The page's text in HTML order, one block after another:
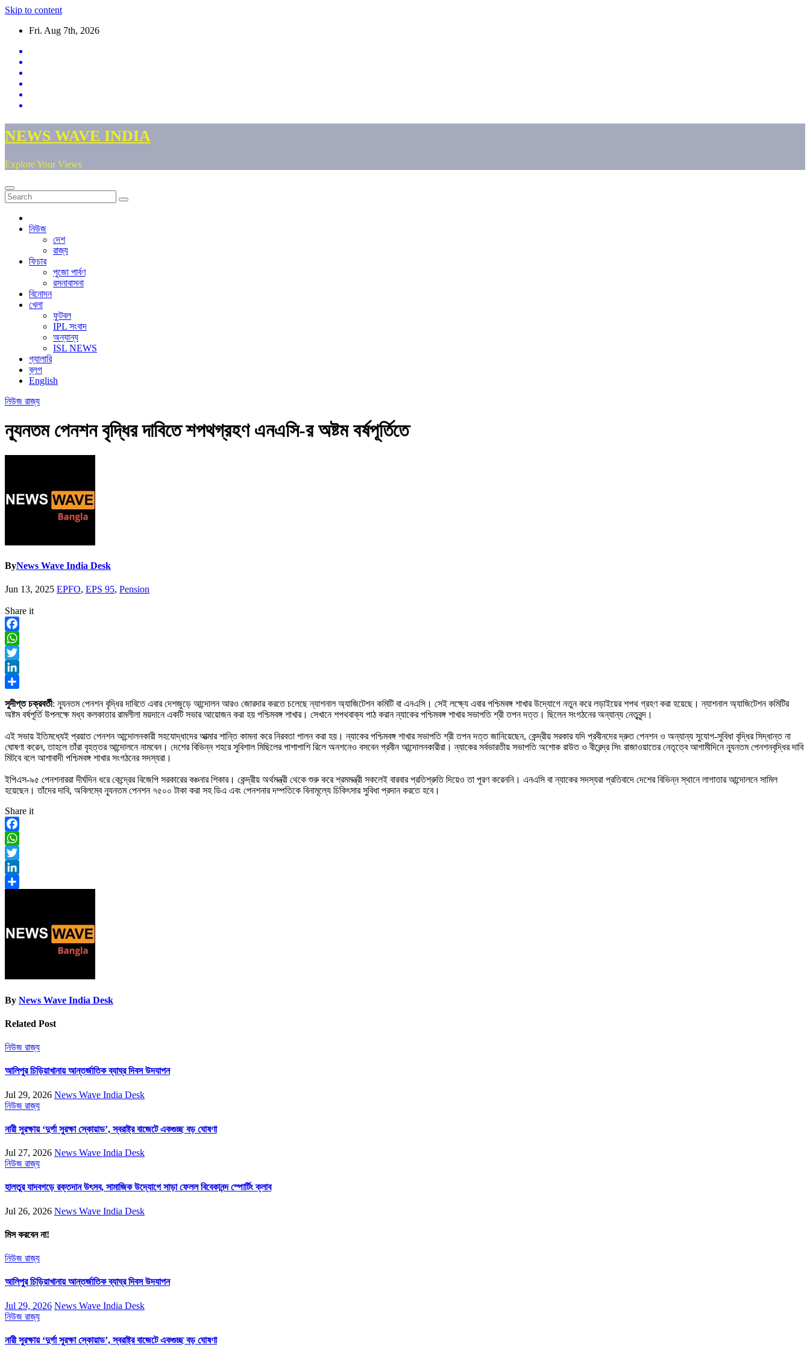
Skip to content
Fri. Aug 7th, 2026
NEWS WAVE INDIA
Explore Your Views
নিউজ
দেশ
রাজ্য
ফিচার
পুজো পার্বণ
রসনাবাসনা
বিনোদন
খেলা
ফুটবল
IPL সংবাদ
অন্যান্য
ISL NEWS
গ্যালারি
ব্লগ
English
নিউজ রাজ্য
ন্যূনতম পেনশন বৃদ্ধির দাবিতে শপথগ্রহণ এনএসি-র অষ্টম বর্ষপূর্তিতে
ByNews Wave India Desk
Jun 13, 2025 EPFO, EPS 95, Pension
Share it
Facebook
WhatsApp
Twitter
LinkedIn
সুদীপ্ত চক্রবর্তী: ন্যূনতম পেনশন বৃদ্ধির দাবিতে এবার দেশজুড়ে আন্দোলন আরও জোরদার করতে চলেছে ন্যাশনাল অ্যাজিটেশন কমিটি বা এনএসি। সেই লক্ষ্যে এবার পশ্চিমবঙ্গ শাখার উদ্যোগে নতুন করে লড়াইয়ের শপথ গ্রহণ করা হয়েছে। ন্যাশনাল অ্যাজিটেশন কমিটির
অষ্টম বর্ষপূর্তি উপলক্ষে মধ্য কলকাতার রামলীলা ময়দানে একটি সভার আয়োজন করা হয় পশ্চিমবঙ্গ শাখার। সেখানে শপথবাক্য পাঠ করান ন্যাকের পশ্চিমবঙ্গ শাখার সভাপতি শ্রী তপন দত্ত। ছিলেন সংগঠনের অন্যান্য নেতৃবৃন্দ।
এই সভায় ইতিমধ্যেই প্রয়াত পেনশন আন্দোলনকারী সহযোদ্ধাদের আত্মার শান্তি কামনা করে নিরবতা পালন করা হয়। ন্যাকের পশ্চিমবঙ্গ শাখার সভাপতি শ্রী তপন দত্ত জানিয়েছেন, কেন্দ্রীয় সরকার যদি প্রবীনদের দ্রুত পেনশন ও অন্যান্য সুযোগ-সুবিধা বৃদ্ধির সিদ্ধান্ত না
ঘোষণা করেন, তাহলে তাঁরা বৃহত্তর আন্দোলনে নামবেন। দেশের বিভিন্ন শহরে সুবিশাল মিছিলের পাশাপাশি রিলে অনশনেও বসবেন প্রবীন আন্দোলনকারীরা। ন্যাকের সর্বভারতীয় সভাপতি অশোক রাউত ও বীরেন্দ্র সিং রাজাওয়াতের নেতৃত্বে আগামীদিনে ন্যূনতম পেনশনবৃদ্ধির দাবি
মিটবে বলে আশাবাদী পশ্চিমবঙ্গ শাখার সংগঠনের সদস্যরা।
ইপিএস-৯৫ পেনশনাররা দীর্ঘদিন ধরে কেন্দ্রের বিজেপি সরকারের বঞ্চনার শিকার। কেন্দ্রীয় অর্থমন্ত্রী থেকে শুরু করে শ্রমমন্ত্রী সকলেই বারবার প্রতিশ্রুতি দিয়েও তা পূরণ করেননি। এনএসি বা ন্যাকের সদস্যরা প্রতিবাদে দেশের বিভিন্ন স্থানে লাগাতার আন্দোলনে সামিল
হয়েছেন। তাঁদের দাবি, অবিলম্বে ন্যূনতম পেনশন ৭৫০০ টাকা করা সহ ডিএ এবং পেনশনার দম্পতিকে বিনামূল্যে চিকিৎসার সুবিধা প্রদান করতে হবে।
Share it
Facebook
WhatsApp
Twitter
LinkedIn
By News Wave India Desk
Related Post
নিউজ রাজ্য
আলিপুর চিড়িয়াখানায় আন্তর্জাতিক ব্যাঘ্র দিবস উদযাপন
Jul 29, 2026 News Wave India Desk
নিউজ রাজ্য
নারী সুরক্ষায় ‘দুর্গা সুরক্ষা স্কোয়াড’, স্বরাষ্ট্র বাজেটে একগুচ্ছ বড় ঘোষণা
Jul 27, 2026 News Wave India Desk
নিউজ রাজ্য
হালতুর যাদবগড়ে রক্তদান উৎসব, সামাজিক উদ্যোগে সাড়া ফেলল বিবেকানন্দ স্পোর্টিং ক্লাব
Jul 26, 2026 News Wave India Desk
মিস করবেন না!
নিউজ রাজ্য
আলিপুর চিড়িয়াখানায় আন্তর্জাতিক ব্যাঘ্র দিবস উদযাপন
Jul 29, 2026 News Wave India Desk
নিউজ রাজ্য
নারী সুরক্ষায় ‘দুর্গা সুরক্ষা স্কোয়াড’, স্বরাষ্ট্র বাজেটে একগুচ্ছ বড় ঘোষণা